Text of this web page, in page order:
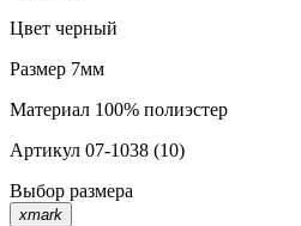
Цвет черный
Размер 7мм
Материал 100% полиэстер
Артикул 07-1038 (10)
Выбор размера
xmark